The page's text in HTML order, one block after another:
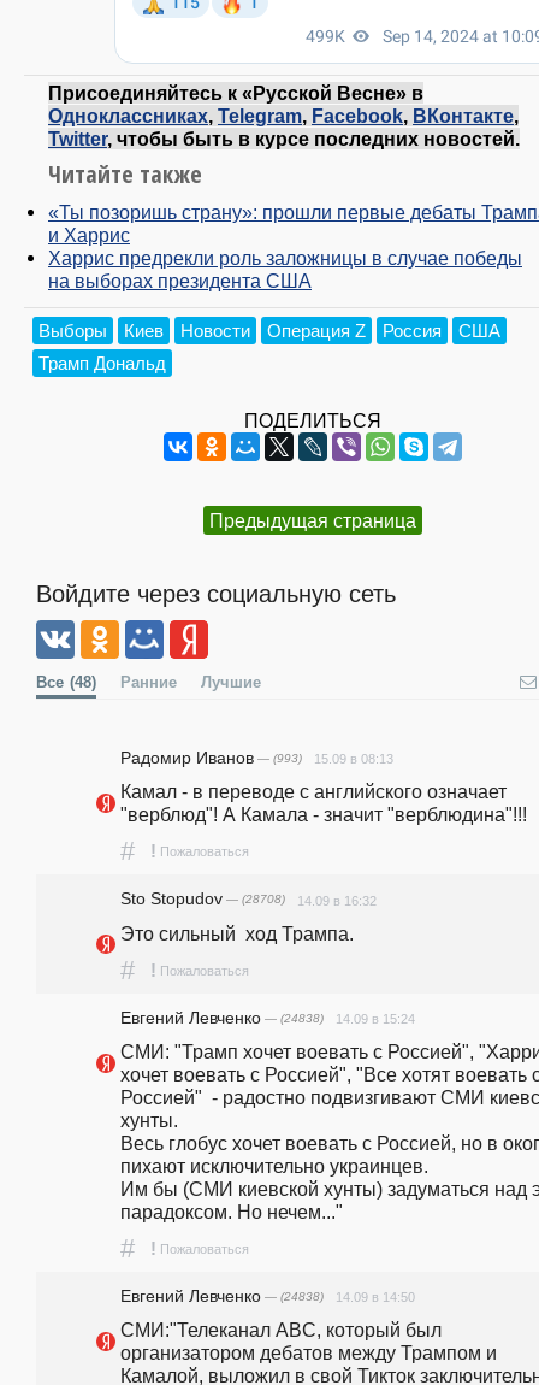
Присоединяйтесь к «Русской Весне» в
Одноклассниках, Telegram, Facebook, ВКонтакте,
Twitter, чтобы быть в курсе последних новостей.
Читайте также
«Ты позоришь страну»: прошли первые дебаты
и Харрис
Харрис предрекли роль заложницы в случае победы
на выборах президента США
Выборы Киев Новости Операция Z Россия
США
Трамп Дональд
ПОДЕЛИТЬСЯ
Предыдущая страница
Войдите через социальную сеть
Все (48) Ранние Лучшие
Радомир Иванов — (993) 15.09 в 08:13
Камал - в переводе с английского означает
"верблюд"! А Камала - значит "верблюдина"!!!
# ! Пожаловаться
Sto Stopudov — (28708) 14.09 в 16:32
Это сильный  ход Трампа.
# ! Пожаловаться
Евгений Левченко — (24838) 14.09 в 15:24
СМИ: "Трамп хочет воевать с Россией",
хочет воевать с Россией", "Все хотят воевать
Россией"  - радостно подвизгивают СМИ
хунты.
Весь глобус хочет воевать с Россией, но в
пихают исключительно украинцев.
Им бы (СМИ киевской хунты) задуматься над
парадоксом. Но нечем..."
# ! Пожаловаться
Евгений Левченко — (24838) 14.09 в 14:50
СМИ:"Телеканал ABC, который был
организатором дебатов между Трампом и
Камалой, выложил в свой Тикток